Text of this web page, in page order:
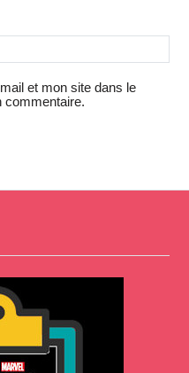
et mon site dans le
commentaire.